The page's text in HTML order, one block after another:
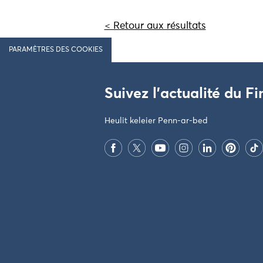
< Retour aux résultats
PARAMÈTRES DES COOKIES
Suivez l'actualité du
Heulit keleier Penn-ar-bed